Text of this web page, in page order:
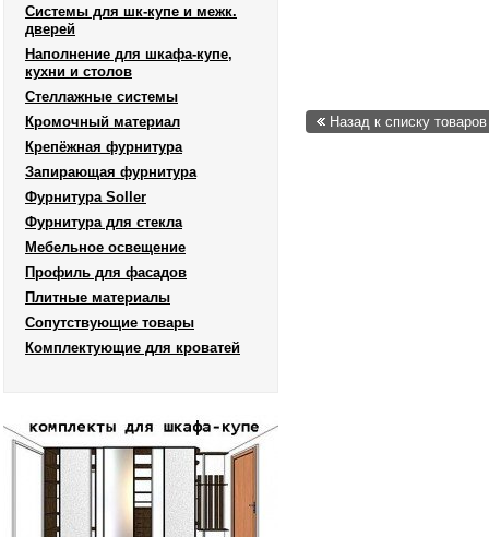
Системы для шк-купе и межк.
дверей
Наполнение для шкафа-купе,
кухни и столов
Стеллажные системы
Кромочный материал
Крепёжная фурнитура
Запирающая фурнитура
Фурнитура Soller
Фурнитура для стекла
Мебельное освещение
Профиль для фасадов
Плитные материалы
Сопутствующие товары
Комплектующие для кроватей
Назад к списку товаров